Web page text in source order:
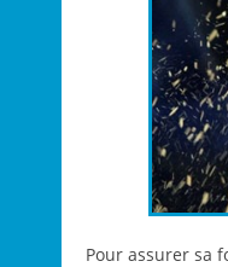
Pour assurer sa